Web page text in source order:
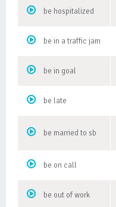
be hospitalized
be in a traffic jam
be in goal
be late
be married to sb
be on call
be out of work